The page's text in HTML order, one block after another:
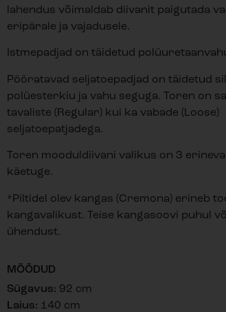
lahendus võimaldab diivanit paigutada
eripärale ja vajadusele.
Istmepadjad on täidetud
Pööratavad seljatoepadjad on täidetud
polüesterkiu ja vahu seguga.
Toren on
tavaliste (Regular) kui ka vabade (Loose)
seljatoepatjadega.
Toren mooduldiivani valikus on 3
käetuge.
*Piltidel olev kangas (Cremona) erineb
kangavalikust. Teise kangasoovi puhul
ühendust.
MÕÕDUD
Sügavus: 92 cm
Laius: 140 cm